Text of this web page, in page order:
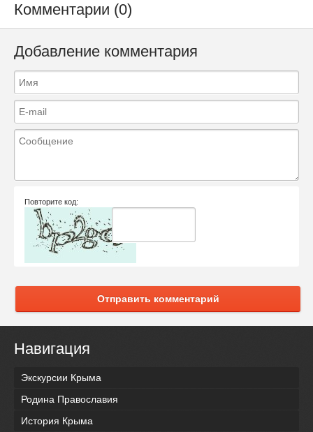
Комментарии (0)
Добавление комментария
Повторите код:
Отправить комментарий
Навигация
Экскурсии Крыма
Родина Православия
История Крыма